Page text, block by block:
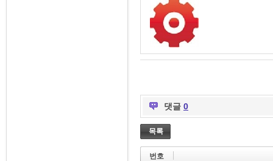
댓글 0
목록
번호